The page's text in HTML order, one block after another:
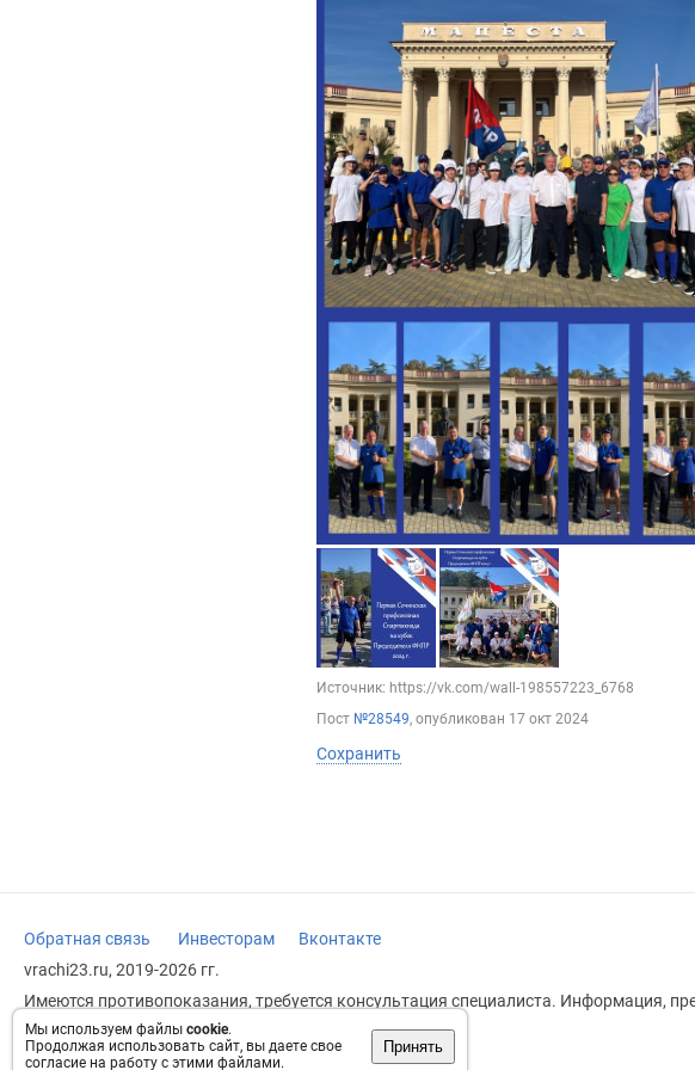
Мы используем файлы cookie.
Продолжая использовать сайт, вы даете свое
согласие на работу с этими файлами.
Принять
Источник: https://vk.com/wall-198557223_6768
Пост №28549, опубликован 17 окт 2024
Сохранить
Обратная связь Инвесторам
Вконтакте
vrachi23.ru, 2019-2026 гг.
Имеются противопоказания, требуется консультация специалиста. Информация,
заменяет прием врача.
Возрастное ограничение: 18+